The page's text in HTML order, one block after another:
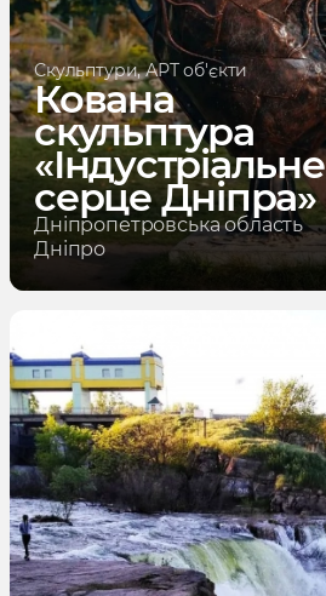
Скульптури, АРТ об'єкти
Кована
скульптура
«Індустріальне
серце Дніпра»
Дніпропетровська область
Дніпро